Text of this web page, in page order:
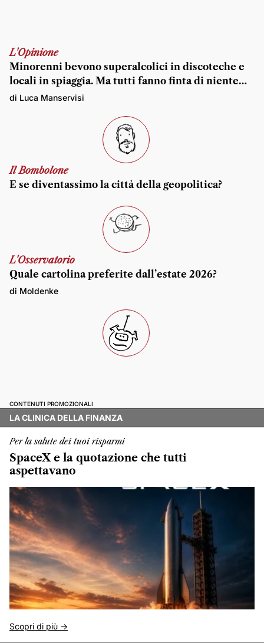
L'Opinione
Minorenni bevono superalcolici in discoteche e
locali in spiaggia. Ma tutti fanno finta di niente…
di Luca Manservisi
Il Bombolone
E se diventassimo la città della geopolitica?
L'Osservatorio
Quale cartolina preferite dall’estate 2026?
di Moldenke
CONTENUTI PROMOZIONALI
LA CLINICA DELLA FINANZA
Per la salute dei tuoi risparmi
SpaceX e la quotazione che tutti
aspettavano
Scopri di più ->